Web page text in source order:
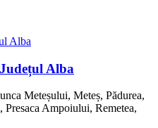
Alba
Meteșului, Meteș, Pădurea,
Ampoiului, Remetea,